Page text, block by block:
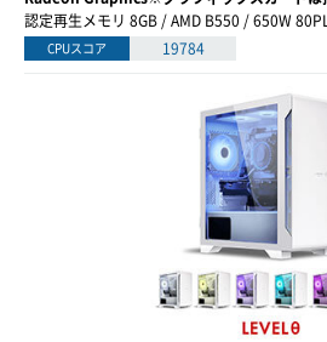
認定再生メモリ 8GB / AMD B550 / 650W
CPUスコア 19784